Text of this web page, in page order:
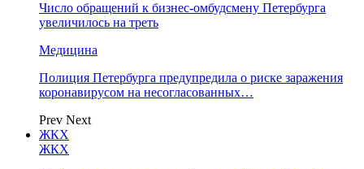
Число обращений к бизнес-омбудсмену Петербурга
увеличилось на треть
Медицина
Полиция Петербурга предупредила о риске заражения
коронавирусом на несогласованных…
Prev Next
ЖКХ
ЖКХ